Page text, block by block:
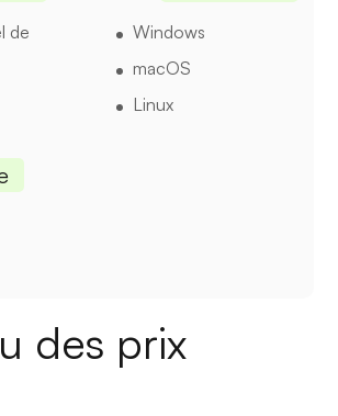
de
Windows
macOS
Linux
des prix